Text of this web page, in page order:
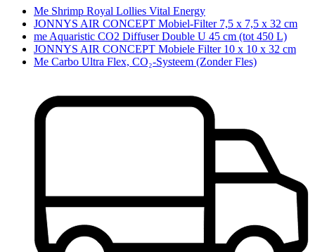
Me Shrimp Royal Lollies Vital Energy
JONNYS AIR CONCEPT Mobiel-Filter 7,5 x 7,5 x 32 cm
me Aquaristic CO2 Diffuser Double U 45 cm (tot 450 L)
JONNYS AIR CONCEPT Mobiele Filter 10 x 10 x 32 cm
Me Carbo Ultra Flex, CO₂-Systeem (Zonder Fles)